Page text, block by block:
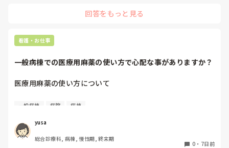
状との関連を記録し、立位・座位・臥位での血圧測定（起立性
熱・感染症状など、低血圧を助長する要因がないかも併せて観
察したいところです。
リハビリは無理をせず、その日の体調や血圧に合わせて実施す
症状が改善しない場合は、「倦怠感が強くADLに支障が出てい
ること」「低血圧が持続していること」を具体的な血圧値や症
を相談してもよいのではないでしょうか。
回答をもっと見る
看護・お仕事
一般病棟での医療用麻薬の使い方で心配な事がありますか？
医療用麻薬の使い方について
緩和ケア病棟では、疼痛コントロールのために頻繁に医療用
も確かにあまりなくなっているなと感じています。
今回お聞きしたいのは、一般病棟だと患者さんのうちどのく
らいの方が使っていますか？使用に際して、何か問題や心配
一般病棟 病院 病棟
yusa
総合診療科, 病棟, 慢性期, 終末期
0 ・ 7日前